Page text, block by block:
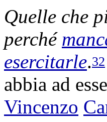
Quelle che
perché
esercitarle.32
abbia ad
Vincenzo